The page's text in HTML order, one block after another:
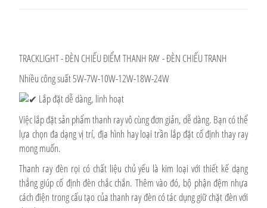
TRACKLIGHT - ĐÈN CHIẾU ĐIỂM THANH RAY - ĐÈN CHIẾU TRANH
Nhiều công suất 5W-7W-10W-12W-18W-24W
Lắp đặt dễ dàng, linh hoạt
Việc lắp đặt sản phẩm thanh ray vô cùng đơn giản, dễ dàng. Bạn có thể
lựa chọn đa dạng vị trí, địa hình hay loại trần lắp đặt cố định thay ray
mong muốn.
Thanh ray đèn rọi có chất liệu chủ yếu là kim loại với thiết kế dạng
thẳng giúp cố định đèn chắc chắn. Thêm vào đó, bộ phận đệm nhựa
cách điện trong cấu tạo của thanh ray đèn có tác dụng giữ chặt đèn với